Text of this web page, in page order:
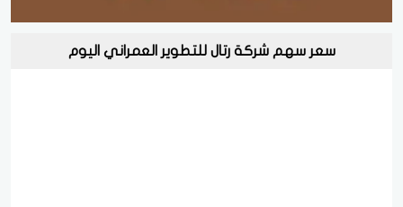
سعر سهم شركة رتال للتطوير العمراني اليوم